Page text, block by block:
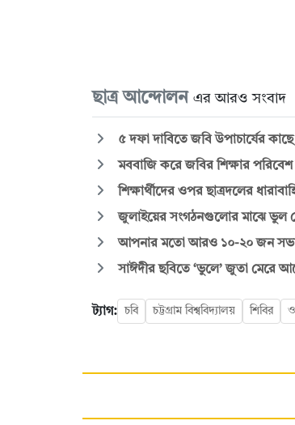
ছাত্র আন্দোলন এর আরও সংবাদ
৫ দফা দাবিতে জবি উপাচার্যের
মববাজি করে জবির শিক্ষার পরিবেশ
শিক্ষার্থীদের ওপর ছাত্রদলের
জুলাইয়ের সংগঠনগুলোর মাঝে ভুল
আপনার মতো আরও ১০-২০ জন
সাঈদীর ছবিতে ‘ভুলে’ জুতা মেরে
ট্যাগ: চবি চট্টগ্রাম বিশ্ববিদ্যালয় শিবির